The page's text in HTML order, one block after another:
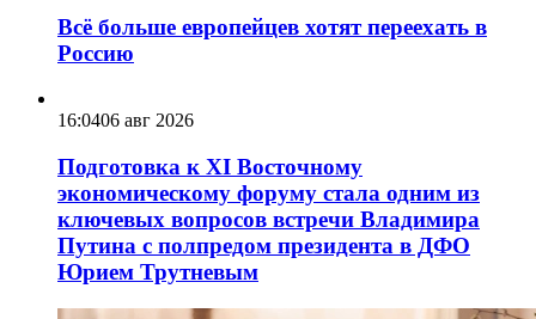
Всё больше европейцев хотят переехать в
Россию
16:0406 авг 2026
Подготовка к XI Восточному
экономическому форуму стала одним из
ключевых вопросов встречи Владимира
Путина с полпредом президента в ДФО
Юрием Трутневым